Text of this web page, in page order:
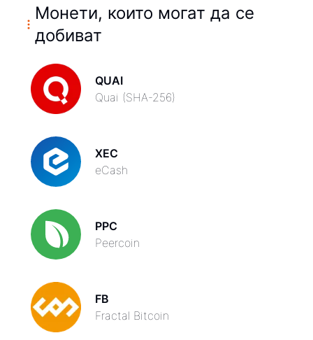
Монети, които могат да се
добиват
QUAI
Quai (SHA-256)
XEC
eCash
PPC
Peercoin
FB
Fractal Bitcoin